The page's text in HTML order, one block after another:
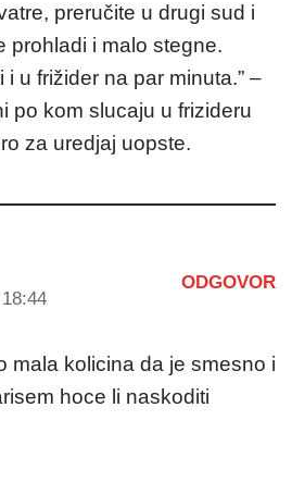
preručite u drugi sud i
prohladi i malo stegne.
i u frižider na par minuta.” –
po kom slucaju u frizideru
za uredjaj uopste.
ODGOVOR
mala kolicina da je smesno i
hoce li naskoditi